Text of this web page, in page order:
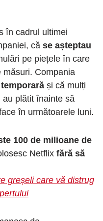
în cadrul ultimei
că se așteptau
pe piețele în care
Compania
temporară și că mulți
plătit înainte să
în următoarele luni.
100 de milioane de
Netflix fără să
greșeli care vă distrug